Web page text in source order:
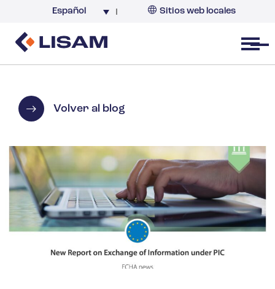
Español Sitios web locales
Open menu
Volver al blog